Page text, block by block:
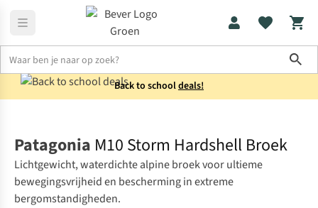
Back to schooldeals!
Patagonia M10 Storm Hardshell Broek
Lichtgewicht, waterdichte alpine broek voor ultieme
bewegingsvrijheid en bescherming in extreme
bergomstandigheden.